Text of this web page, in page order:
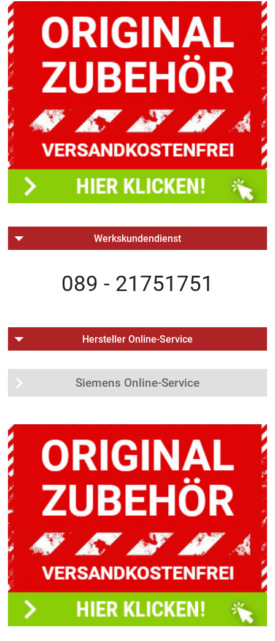
Werkskundendienst
089 - 21751751
Hersteller Online-Service
Siemens Online-Service